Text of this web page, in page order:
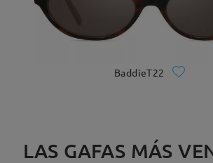
BaddieT22
LAS GAFAS MÁS